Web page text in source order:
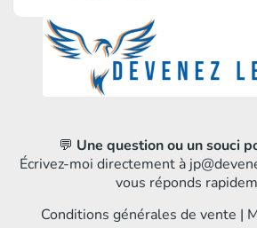
💬 Une question ou un souci
Écrivez-moi directement à
vous réponds
Conditions générales de vente |